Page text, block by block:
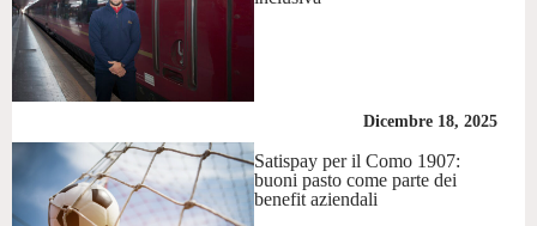
Dicembre 18, 2025
Satispay per il Como 1907:
buoni pasto come parte dei
benefit aziendali